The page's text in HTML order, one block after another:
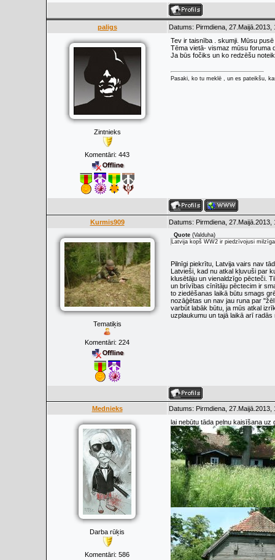
paligs Datums: Pirmdiena,
Zintnieks
Komentāri: 443
Tev ir taisnība . skumji. Mūsu
Tēma vietā- vismaz mūsu foruma
Ja būs fočiks un ko redzēšu
Pasaki, ko tu meklē , un es pateikšu,
Kurmis909 Datums: Pirmdiena,
Tematiķis
Komentāri: 224
Quote (Valduha)
Latvija kopš WW2 ir piedzīvojusi
Pilnīgi piekrītu, Latvija vairs nav
Latvieši, kad nu atkal kļuvuši par
klusētāju un vienaldzīgo pēcteči.
un brīvības cīnītāju pēctecim ir
to ziedēšanas laikā būtu smags
nozāģētas un nav jau runa par
varbūt labāk būtu, ja mūs atkal
uzplaukumu un tajā laikā arī
Mednieks Datums: Pirmdiena,
Darba rūķis
Komentāri: 586
lai nebūtu tāda pelnu kaisīšana